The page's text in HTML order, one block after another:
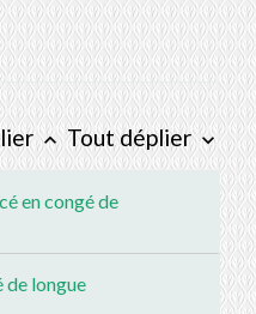
keyboard_arrow_up Tout déplier keyboard_arrow_down
en congé de
de longue